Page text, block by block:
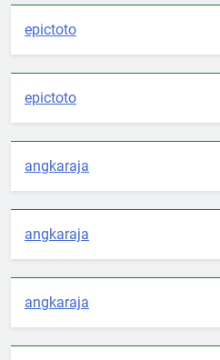
epictoto
epictoto
angkaraja
angkaraja
angkaraja